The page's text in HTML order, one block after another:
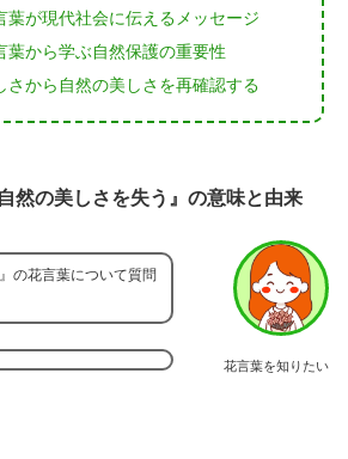
葉が現代社会に伝えるメッセージ
葉から学ぶ自然保護の重要性
さから自然の美しさを再確認する
然の美しさを失う』の意味と由来
花言葉を知りたい
の花言葉について質問